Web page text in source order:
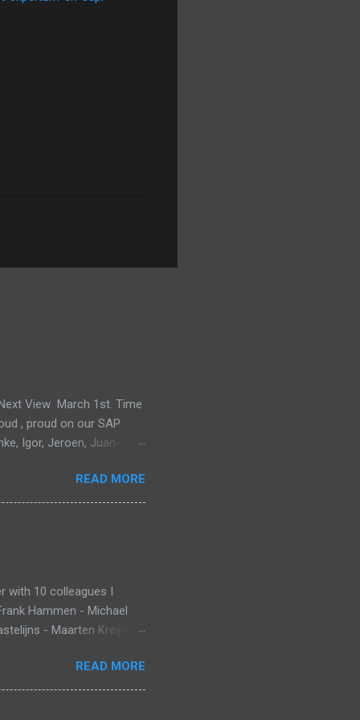
View March 1st. Time
, proud on our SAP
Igor, Jeroen, Juan-
READ MORE
with 10 colleagues I
Hammen - Michael
- Maarten Kreijveld
that monitors new born
Death Syndrome , that’s
Information is stored in
READ MORE